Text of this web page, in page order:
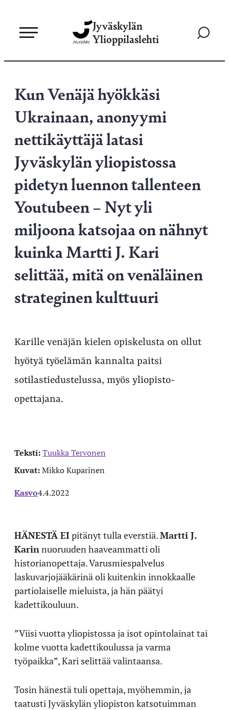
sisältöön
Jyväskylän
Ylioppilaslehti
Siirry
Kun Venäjä hyökkäsi
Ukrainaan, anonyymi
nettikäyttäjä latasi
Jyväskylän yliopistossa
pidetyn luennon tallenteen
Youtubeen – Nyt yli
miljoona katsojaa on nähnyt
kuinka Martti J. Kari
selittää, mitä on venäläinen
strateginen kulttuuri
Karille venäjän kielen opiskelusta on ollut
hyötyä työelämän kannalta paitsi
sotilastiedustelussa, myös yliopisto-
opettajana.
Teksti:Tuukka Tervonen
Kuvat:Mikko Kuparinen
Kasvo4.4.2022
HÄNESTÄ EIpitänyt tulla everstiä.Martti J.
Karinnuoruuden haaveammatti oli
historianopettaja. Varusmiespalvelus
laskuvarjojääkärinä oli kuitenkin innokkaalle
partiolaiselle mieluista, ja hän päätyi
kadettikouluun.
”Viisi vuotta yliopistossa ja isot opintolainat tai
kolme vuotta kadettikoulussa ja varma
työpaikka”, Kari selittää valintaansa.
Tosin hänestä tuli opettaja, myöhemmin, ja
taatusti Jyväskylän yliopiston katsotuimman